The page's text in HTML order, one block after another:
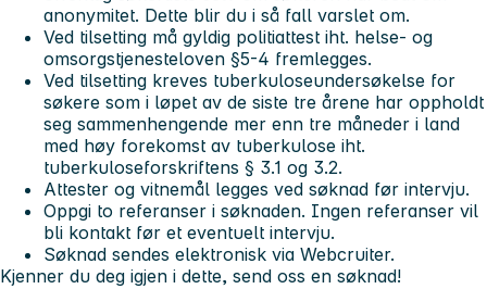
anonymitet. Dette blir du i så fall varslet om.
Ved tilsetting må gyldig politiattest iht. helse- og
omsorgstjenesteloven §5-4 fremlegges.
Ved tilsetting kreves tuberkuloseundersøkelse for
søkere som i løpet av de siste tre årene har oppholdt
seg sammenhengende mer enn tre måneder i land
med høy forekomst av tuberkulose iht.
tuberkuloseforskriftens § 3.1 og 3.2.
Attester og vitnemål legges ved søknad før intervju.
Oppgi to referanser i søknaden. Ingen referanser vil
bli kontakt før et eventuelt intervju.
Søknad sendes elektronisk via Webcruiter.
Kjenner du deg igjen i dette, send oss en søknad!